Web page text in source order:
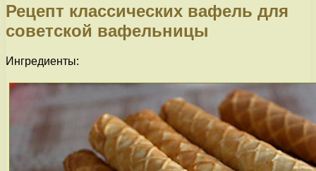
Рецепт классических вафель для
советской вафельницы
Ингредиенты: